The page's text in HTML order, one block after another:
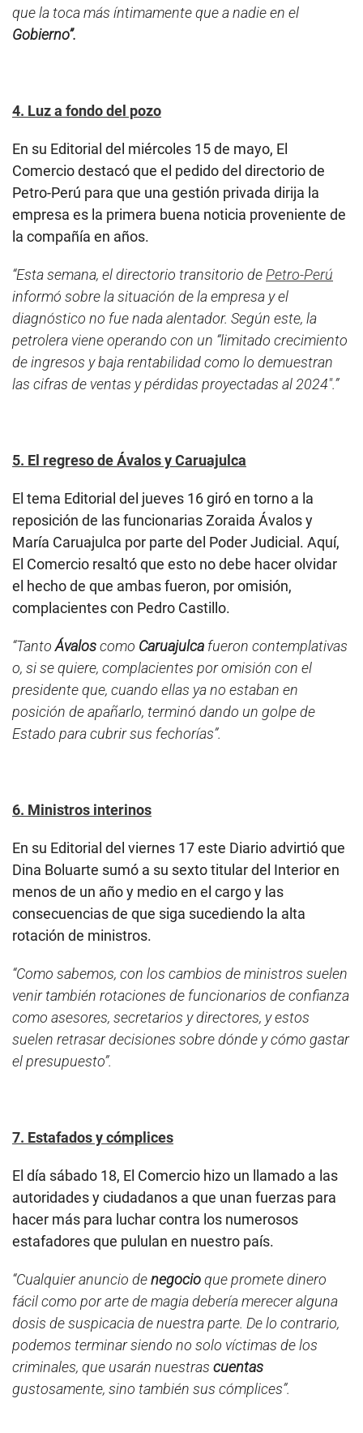
que la toca más íntimamente que a nadie en el
Gobierno”.
4. Luz a fondo del pozo
En su Editorial del miércoles 15 de mayo, El
Comercio destacó que el pedido del directorio de
Petro-Perú para que una gestión privada dirija la
empresa es la primera buena noticia proveniente de
la compañía en años.
“Esta semana, el directorio transitorio de Petro-Perú
informó sobre la situación de la empresa y el
diagnóstico no fue nada alentador. Según este, la
petrolera viene operando con un “limitado crecimiento
de ingresos y baja rentabilidad como lo demuestran
las cifras de ventas y pérdidas proyectadas al 2024″.”
5. El regreso de Ávalos y Caruajulca
El tema Editorial del jueves 16 giró en torno a la
reposición de las funcionarias Zoraida Ávalos y
María Caruajulca por parte del Poder Judicial. Aquí,
El Comercio resaltó que esto no debe hacer olvidar
el hecho de que ambas fueron, por omisión,
complacientes con Pedro Castillo.
“TantoÁvaloscomo Caruajulca fueron contemplativas
o, si se quiere, complacientes por omisión con el
presidente que, cuando ellas ya no estaban en
posición de apañarlo, terminó dando un golpe de
Estado para cubrir sus fechorías”.
6. Ministros interinos
En su Editorial del viernes 17 este Diario advirtió que
Dina Boluarte sumó a su sexto titular del Interior en
menos de un año y medio en el cargo y las
consecuencias de que siga sucediendo la alta
rotación de ministros.
“Como sabemos, con los cambios de ministros suelen
venir también rotaciones de funcionarios de confianza
como asesores, secretarios y directores, y estos
suelen retrasar decisiones sobre dónde y cómo gastar
el presupuesto”.
7. Estafados y cómplices
El día sábado 18, El Comercio hizo un llamado a las
autoridades y ciudadanos a que unan fuerzas para
hacer más para luchar contra los numerosos
estafadores que pululan en nuestro país.
“Cualquier anuncio denegocioque promete dinero
fácil como por arte de magia debería merecer alguna
dosis de suspicacia de nuestra parte. De lo contrario,
podemos terminar siendo no solo víctimas de los
criminales, que usarán nuestras cuentas
gustosamente, sino también sus cómplices”.